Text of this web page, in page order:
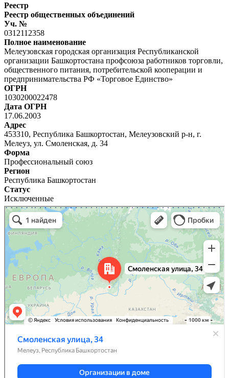
Реестр
Реестр общественных объединений
Уч. №
0312112358
Полное наименование
Мелеузовская городская организация Республиканской
организации Башкортостана профсоюза работников торговли,
общественного питания, потребительской кооперации и
предпринимательства РФ «Торговое Единство»
ОГРН
1030200022478
Дата ОГРН
17.06.2003
Адрес
453310, Республика Башкортостан, Мелеузовский р-н, г.
Мелеуз, ул. Смоленская, д. 34
Форма
Профессиональный союз
Регион
Республика Башкортостан
Статус
Исключенные